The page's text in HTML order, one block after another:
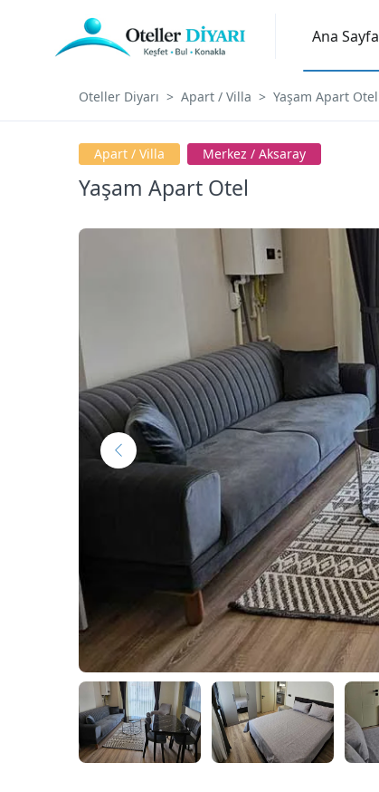
Ana Sayfa
Oteller Diyarı Apart / Villa Yaşam Apart Otel
Apart / Villa Merkez / Aksaray
Yaşam Apart Otel